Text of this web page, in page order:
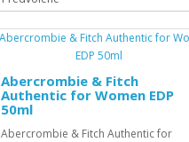
Abercrombie & Fitch
Authentic for Women EDP
50ml
Abercrombie & Fitch Authentic for